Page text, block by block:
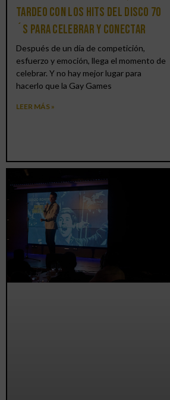
tardeo con los hits del DISCO 70
´S para celebrar y conectar
Después de un día de competición,
esfuerzo y emoción, llega el momento de
celebrar. Y no hay mejor lugar para
hacerlo que la Gay Games
LEER MÁS »